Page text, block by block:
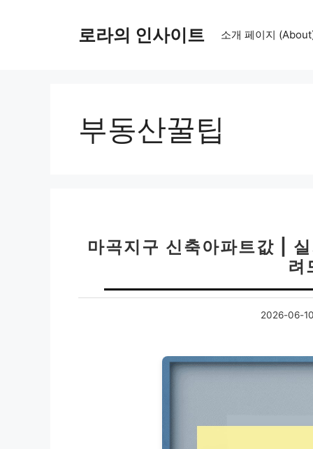
로라의 인사이트 소개 페이지
부동산꿀팁
마곡지구 신축아파트값 |
려
2026-06-